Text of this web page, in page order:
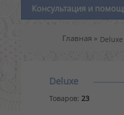
Консультация и
Главная Deluxe
Deluxe
Товаров: 23